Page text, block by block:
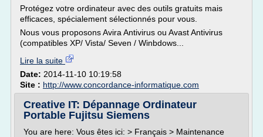
Protégez votre ordinateur avec des outils gratuits mais
efficaces, spécialement sélectionnés pour vous.
Nous vous proposons Avira Antivirus ou Avast Antivirus
(compatibles XP/ Vista/ Seven / Winbdows...
Lire la suite
Date: 2014-11-10 10:19:58
Site : http://www.concordance-informatique.com
Creative IT: Dépannage Ordinateur
Portable Fujitsu Siemens
You are here: Vous êtes ici: > Français > Maintenance